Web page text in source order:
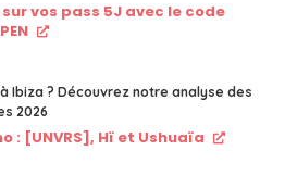
sur vos pass 5J avec le code
Ibiza ? Découvrez notre analyse des
2026
: [UNVRS], Hï et Ushuaïa